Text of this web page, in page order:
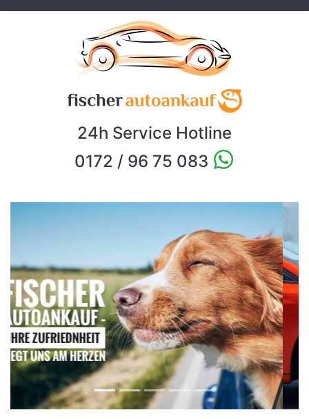
24h Service Hotline
0172 / 96 75 083
Previous Next